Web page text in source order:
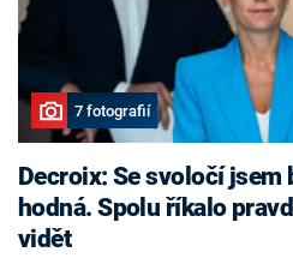
7 fotografií
Decroix: Se svoločí jsem
hodná. Spolu říkalo
vidět